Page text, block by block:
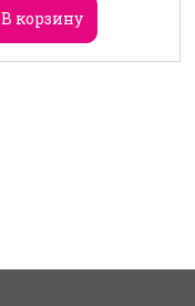
В корзину